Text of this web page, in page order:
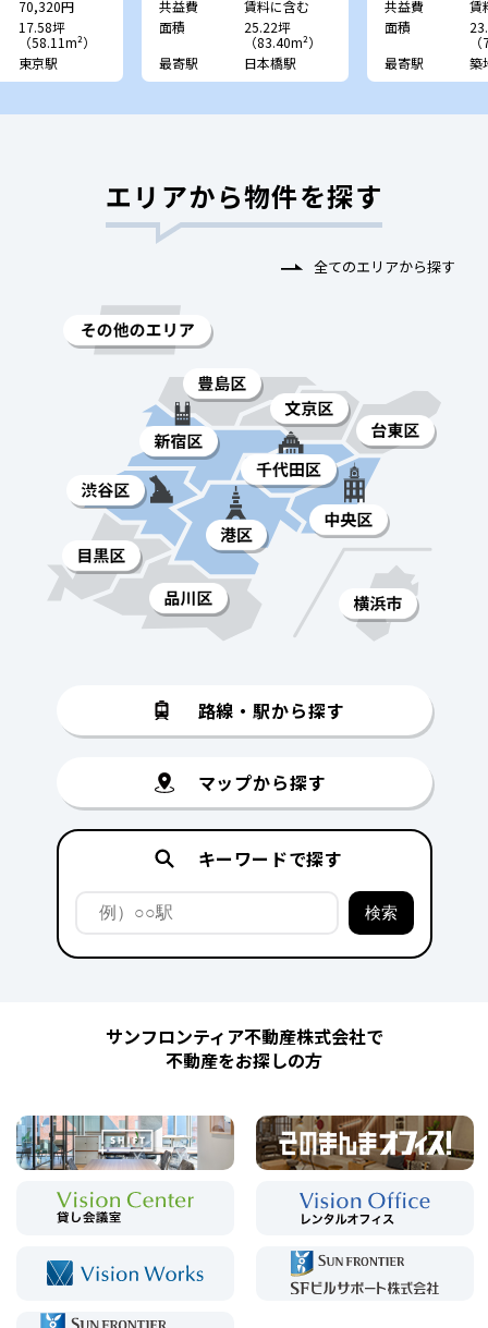
70,320円
17.58坪
（58.11m²）
東京駅
共益費
賃料に含む
面積
25.22坪
（83.40m²）
最寄駅
日本橋駅
共益費
賃
面積
最寄駅
築
エリアから物件を探す
全てのエリアから探す
路線・駅から探す
マップから探す
キーワードで探す
サンフロンティア不動産株式会社で
不動産をお探しの方